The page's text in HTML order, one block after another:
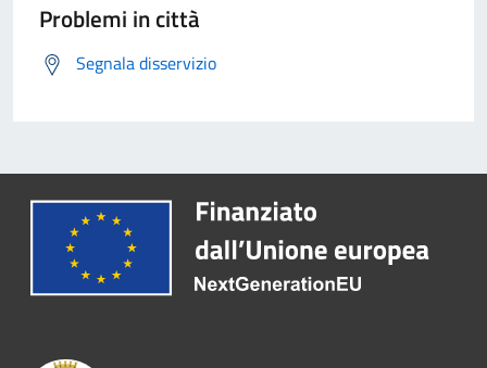
Problemi in città
Segnala disservizio